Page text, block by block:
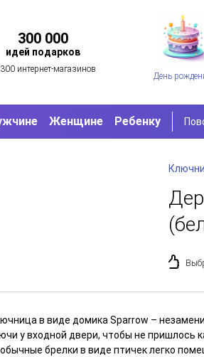
300 000
идей подарков
интернет-магазинов
День
Женщине Ребенку
в виде домика Sparrow –
у входной двери, чтобы не пришлось
брелки в виде птичек легко